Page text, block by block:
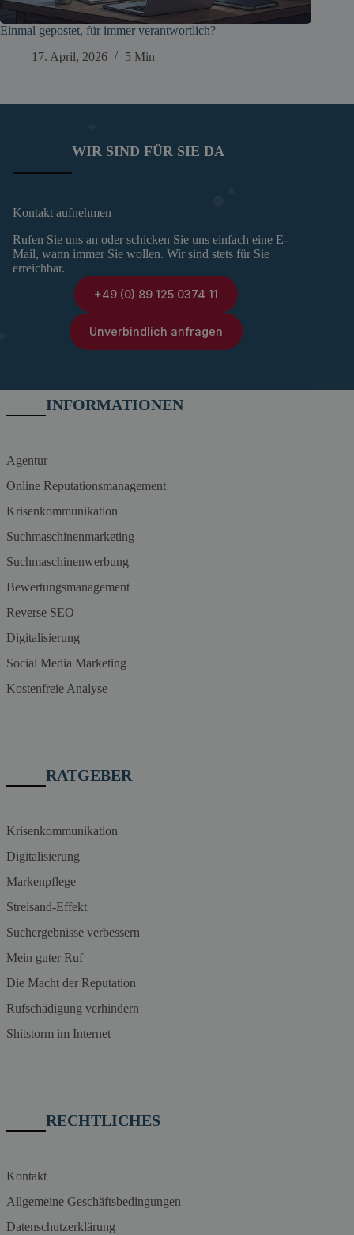
Einmal gepostet, für immer verantwortlich?
17. April, 2026
5 Min
WIR SIND FÜR SIE DA
Kontakt aufnehmen
Rufen Sie uns an oder schicken Sie uns einfach eine E-
Mail, wann immer Sie wollen. Wir sind stets für Sie
erreichbar.
+49 (0) 89 125 0374 11
Unverbindlich anfragen
INFORMATIONEN
Agentur
Online Reputationsmanagement
Krisenkommunikation
Suchmaschinenmarketing
Suchmaschinenwerbung
Bewertungsmanagement
Reverse SEO
Digitalisierung
Social Media Marketing
Kostenfreie Analyse
RATGEBER
Krisenkommunikation
Digitalisierung
Markenpflege
Streisand-Effekt
Suchergebnisse verbessern
Mein guter Ruf
Die Macht der Reputation
Rufschädigung verhindern
Shitstorm im Internet
RECHTLICHES
Kontakt
Allgemeine Geschäftsbedingungen
Datenschutzerklärung